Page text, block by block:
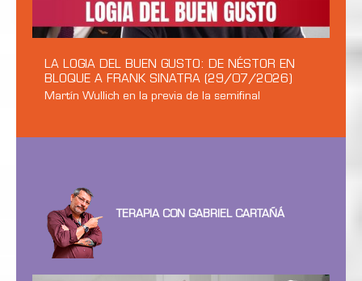
LA LOGIA DEL BUEN GUSTO: DE NÉSTOR EN
BLOQUE A FRANK SINATRA (29/07/2026)
Martín Wullich en la previa de la semifinal
TERAPIA CON GABRIEL CARTAÑÁ